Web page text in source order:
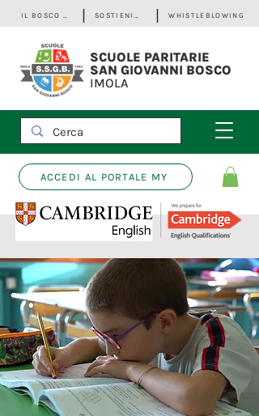
IL BOSCO - Bilancio Sociale SOSTIENICI WHISTLEBLOWING
SCUOLE PARITARIE
SAN GIOVANNI BOSCO
IMOLA
ACCEDI AL PORTALE MY